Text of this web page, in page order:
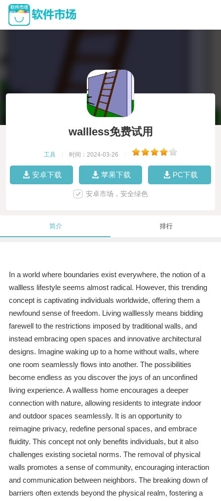
wallless免费试用
工具 时间：2024-03-26
安卓下载 苹果下载 PC下载
安卓市场，安全绿色
简介 排行
In a world where boundaries exist everywhere, the notion of a
wallless lifestyle seems almost radical. However, this trending
concept is captivating individuals worldwide, offering them a
newfound sense of freedom. Living walllessly means bidding
farewell to the restrictions imposed by traditional walls, and
instead embracing open spaces and innovative architectural
designs. Imagine waking up to a home without walls, where
one room seamlessly flows into another. The possibilities
become endless as you discover the joys of an unconfined
living experience. A wallless home encourages a deeper
connection with nature, allowing residents to integrate indoor
and outdoor spaces seamlessly. It is an opportunity to
reimagine privacy, redefine personal spaces, and embrace
fluidity. This concept not only benefits individuals, but it also
challenges existing societal norms. The removal of physical
walls promotes a sense of community, encouraging interaction
and communication between neighbors. The breaking down of
barriers often extends beyond the physical realm, fostering a